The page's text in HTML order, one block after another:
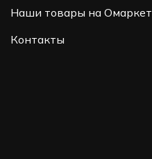
Наши товары на Омаркет
Контакты